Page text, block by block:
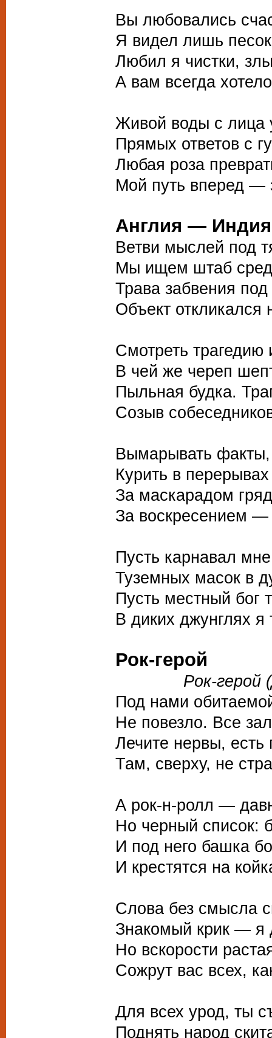
Вы любовались
Я видел лишь
Любил я чистки,
А вам всегда
Живой воды с лица
Прямых ответов с
Любая роза
Мой путь вперед —
Англия — Индия
Ветви мыслей под
Мы ищем штаб
Трава забвения
Объект откликался
Смотреть трагедию
В чей же череп
Пыльная будка.
Созыв
Вымарывать факты,
Курить в
За маскарадом
За воскресением
Пусть карнавал
Туземных масок в
Пусть местный бог
В диких джунглях я
Рок-герой
Рок-герой
Под нами
Не повезло. Все
Лечите нервы,
Там, сверху, не
А рок-н-ролл —
Но черный список:
И под него башка
И крестятся на
Слова без смысла
Знакомый крик — я
Но вскорости
Сожрут вас всех,
Для всех урод, ты
Поднять народ